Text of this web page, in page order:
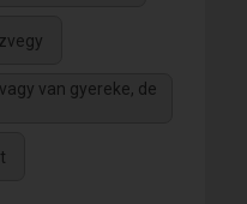
van gyereke, de